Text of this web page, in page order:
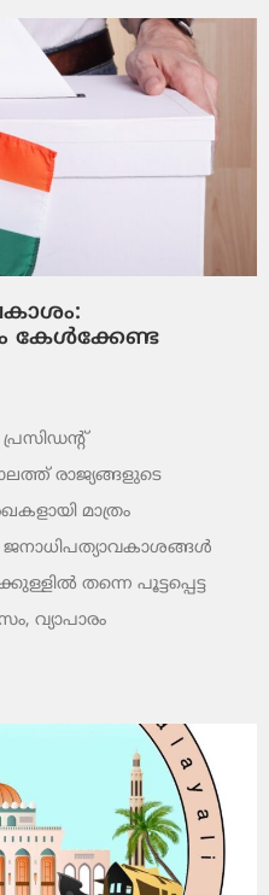
കേൾക്കേണ്ട
രാജ്യങ്ങളുടെ
മാത്രം
തന്നെ പൂട്ടപ്പെട്ട
വ്യാപാരം